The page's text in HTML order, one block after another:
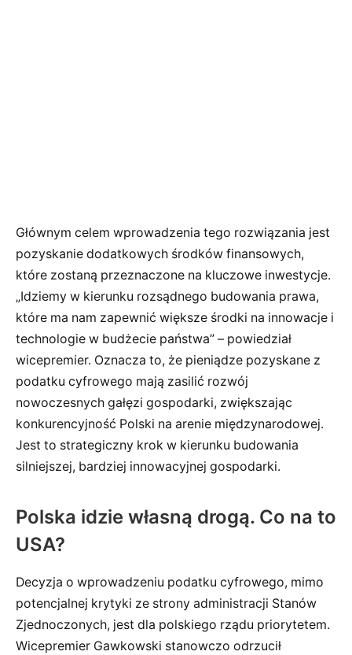
Głównym celem wprowadzenia tego rozwiązania jest
pozyskanie dodatkowych środków finansowych,
które zostaną przeznaczone na kluczowe inwestycje.
„Idziemy w kierunku rozsądnego budowania prawa,
które ma nam zapewnić większe środki na innowacje i
technologie w budżecie państwa” – powiedział
wicepremier. Oznacza to, że pieniądze pozyskane z
podatku cyfrowego mają zasilić rozwój
nowoczesnych gałęzi gospodarki, zwiększając
konkurencyjność Polski na arenie międzynarodowej.
Jest to strategiczny krok w kierunku budowania
silniejszej, bardziej innowacyjnej gospodarki.
Polska idzie własną drogą. Co na to
USA?
Decyzja o wprowadzeniu podatku cyfrowego, mimo
potencjalnej krytyki ze strony administracji Stanów
Zjednoczonych, jest dla polskiego rządu priorytetem.
Wicepremier Gawkowski stanowczo odrzucił